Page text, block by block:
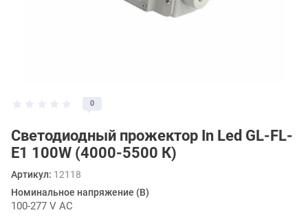
0
Светодиодный прожектор In Led GL-FL-
E1 100W (4000-5500 К)
Артикул: 12118
Номинальное напряжение (В)
100-277 V AC